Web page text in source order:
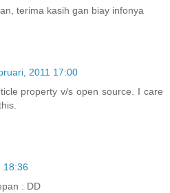
terima kasih gan biay infonya
2011 17:00
property v/s open source. I care
18:36
: DD